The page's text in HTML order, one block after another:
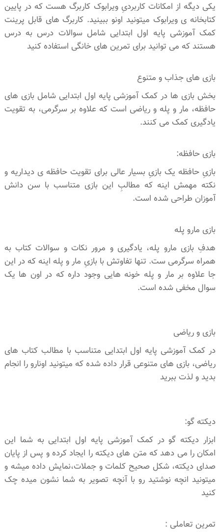
یکی دیگه از امکانات کاربردیِ ویرابوک کاربرگ هست که در پایین
کتابخانه ی ویرابوک میتونید اونو ببینید. کاربرگ های قابل پرینت
کمک آموزشی پایه اول ابتدایی شامل سوالات درس به درس
هستند که می توانید برای تمرین های خانگی استفاده کنید
بازی های جذاب و متنوع
بخش بازی ها در کمک آموزشی پایه اول ابتدایی شامل بازی های
حافظه، مار و پله و ریاضی است که علاوه بر سرگرمی، به تقویت
یادگیری کمک می کنند.
بازی حافظه:
بازیِ حافظه یک بازیِ بسیار عالی برای تقویت حافظه ی دیداریه و
نکته مهمش اینه که مطالبِ این بازی متناسب با سن دانش
آموزان طراحی شده است.
بازی مارو پله
هدفِ بازی مارو پله، یادگیری و مرور نکات و سوالات کتاب به
همراه سرگرمی ست. تنها تفاوتش با بازیِ مار و پله اینه که در این
جا علاوه بر مار و پله خونه هایی وجود داره که در اون ها یک
سوال مخفی شده است.
بازی و ریاضی
در کمک آموزشی پایه اول ابتدایی متناسب با مطالب کتاب های
ریاضی، بازی های متنوعی قرار داده شده که میتونید اونارو را انجام
بدید و لذت ببرید
دیکته گو:
ابزار دیکته گو در کمک آموزشی پایه اول ابتدایی به شما این
امکان را می دهد که متن های دیکته را ایجاد کرده و پس از پایان
صدای دیکته، شکل صحیح کلمات و جملات،نمایش داده میشه و
میتونید انچه نوشتید رو با آنچه تصویر به شما نشون میده چک
کنید
تمرین تعاملی :